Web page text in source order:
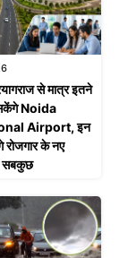
से मात्र इतने
Noida
Airport, इन
के नए
सबकुछ